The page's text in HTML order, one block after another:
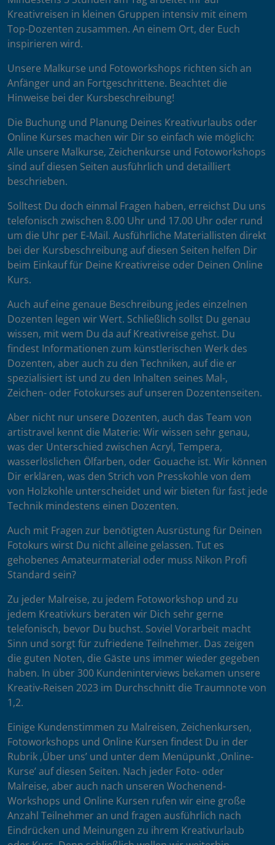
Kreativreisen in kleinen Gruppen intensiv mit einem
Top-Dozenten zusammen. An einem Ort, der Euch
inspirieren wird.
Unsere Malkurse und Fotoworkshops richten sich an
Anfänger und an Fortgeschrittene. Beachtet die
Hinweise bei der Kursbeschreibung!
Die Buchung und Planung Deines Kreativurlaubs oder
Online Kurses machen wir Dir so einfach wie möglich:
Alle unsere Malkurse, Zeichenkurse und Fotoworkshops
sind auf diesen Seiten ausführlich und detailliert
beschrieben.
Solltest Du doch einmal Fragen haben, erreichst Du uns
telefonisch zwischen 8.00 Uhr und 17.00 Uhr oder rund
um die Uhr per E-Mail. Ausführliche Materiallisten direkt
bei der Kursbeschreibung auf diesen Seiten helfen Dir
beim Einkauf für Deine Kreativreise oder Deinen Online
Kurs.
Auch auf eine genaue Beschreibung jedes einzelnen
Dozenten legen wir Wert. Schließlich sollst Du genau
wissen, mit wem Du da auf Kreativreise gehst. Du
findest Informationen zum künstlerischen Werk des
Dozenten, aber auch zu den Techniken, auf die er
spezialisiert ist und zu den Inhalten seines Mal-,
Zeichen- oder Fotokurses auf unseren Dozentenseiten.
Aber nicht nur unsere Dozenten, auch das Team von
artistravel kennt die Materie: Wir wissen sehr genau,
was der Unterschied zwischen Acryl, Tempera,
wasserlöslichen Ölfarben, oder Gouache ist. Wir können
Dir erklären, was den Strich von Presskohle von dem
von Holzkohle unterscheidet und wir bieten für fast jede
Technik mindestens einen Dozenten.
Auch mit Fragen zur benötigten Ausrüstung für Deinen
Fotokurs wirst Du nicht alleine gelassen. Tut es
gehobenes Amateurmaterial oder muss Nikon Profi
Standard sein?
Zu jeder Malreise, zu jedem Fotoworkshop und zu
jedem Kreativkurs beraten wir Dich sehr gerne
telefonisch, bevor Du buchst. Soviel Vorarbeit macht
Sinn und sorgt für zufriedene Teilnehmer. Das zeigen
die guten Noten, die Gäste uns immer wieder gegeben
haben. In über 300 Kundeninterviews bekamen unsere
Kreativ-Reisen 2023 im Durchschnitt die Traumnote von
1,2.
Einige Kundenstimmen zu Malreisen, Zeichenkursen,
Fotoworkshops und Online Kursen findest Du in der
Rubrik ‚Über uns’ und unter dem Menüpunkt ‚Online-
Kurse’ auf diesen Seiten. Nach jeder Foto- oder
Malreise, aber auch nach unseren Wochenend-
Workshops und Online Kursen rufen wir eine große
Anzahl Teilnehmer an und fragen ausführlich nach
Eindrücken und Meinungen zu ihrem Kreativurlaub